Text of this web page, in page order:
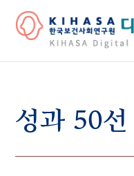
성과 50선